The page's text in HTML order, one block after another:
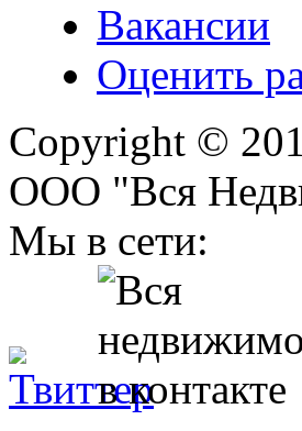
Вакансии
Оценить
Copyright ©
ООО "Вся
Мы в сети: